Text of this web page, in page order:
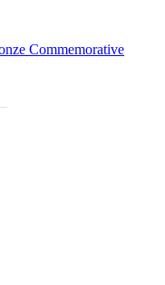
Commemorative